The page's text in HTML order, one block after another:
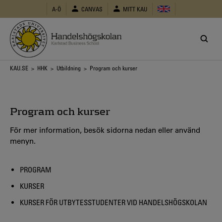
huvudinnehåll
A-Ö CANVAS MITT KAU
Länkstig
KAU.SE > HHK > Utbildning > Program och kurser
Program och kurser
För mer information, besök sidorna nedan eller använd
menyn.
PROGRAM
KURSER
KURSER FÖR UTBYTESSTUDENTER VID HANDELSHÖGSKOLAN